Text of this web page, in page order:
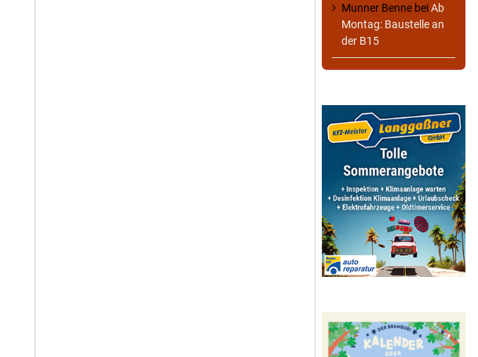
Munner Benne beiAb
Montag: Baustelle an
der B15